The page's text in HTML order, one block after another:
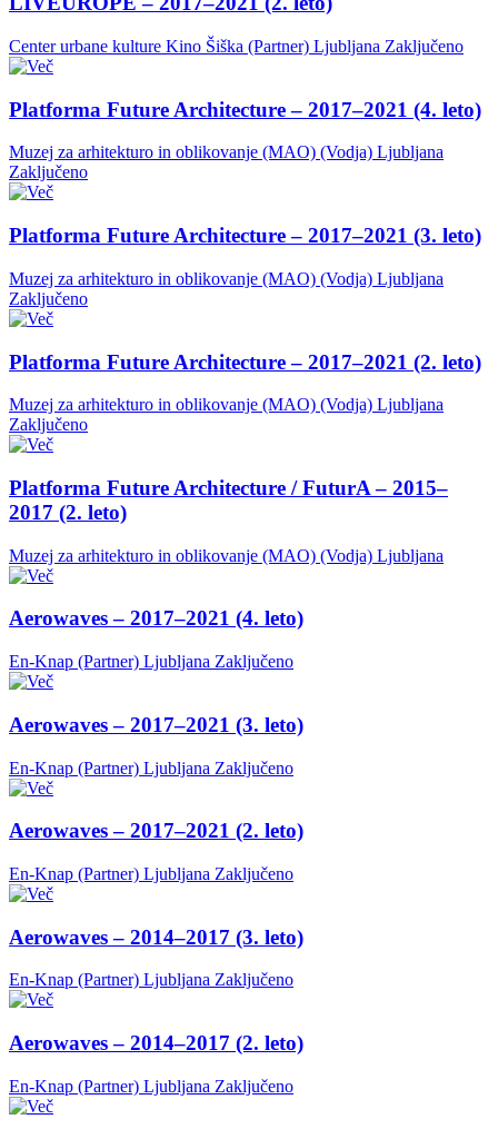
Center urbane kulture Kino Šiška (Partner) Ljubljana Zaključeno
Platforma Future Architecture – 2017–2021 (4. leto)
Muzej za arhitekturo in oblikovanje (MAO) (Vodja) Ljubljana
Zaključeno
Platforma Future Architecture – 2017–2021 (3. leto)
Muzej za arhitekturo in oblikovanje (MAO) (Vodja) Ljubljana
Zaključeno
Platforma Future Architecture – 2017–2021 (2. leto)
Muzej za arhitekturo in oblikovanje (MAO) (Vodja) Ljubljana
Zaključeno
Platforma Future Architecture / FuturA – 2015–
2017 (2. leto)
Muzej za arhitekturo in oblikovanje (MAO) (Vodja) Ljubljana
Aerowaves – 2017–2021 (4. leto)
En-Knap (Partner) Ljubljana Zaključeno
Aerowaves – 2017–2021 (3. leto)
En-Knap (Partner) Ljubljana Zaključeno
Aerowaves – 2017–2021 (2. leto)
En-Knap (Partner) Ljubljana Zaključeno
Aerowaves – 2014–2017 (3. leto)
En-Knap (Partner) Ljubljana Zaključeno
Aerowaves – 2014–2017 (2. leto)
En-Knap (Partner) Ljubljana Zaključeno